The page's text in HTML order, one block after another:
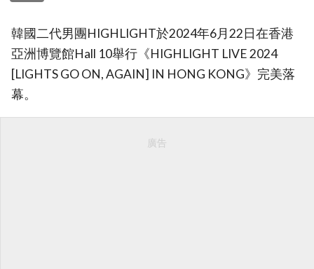
韓國二代男團HIGHLIGHT於2024年6月22日在香港
亞洲博覽館Hall 10舉行《HIGHLIGHT LIVE 2024
[LIGHTS GO ON, AGAIN] IN HONG KONG》完美落
幕。
廣告